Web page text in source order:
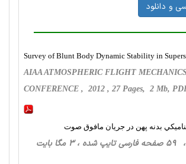
و دانلود
Survey of Blunt Body Dynamic Stability in
AIAA ATMOSPHERIC FLIGHT MECHANICS
CONFERENCE , 2012 , 27 Pages, 2 Mb,
بدنه پهن در جريان مافوق صوت
، طراحی‌ جامدات، 59 صفحه فارسی تایپ شده ، 3 مگا بایت